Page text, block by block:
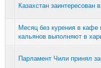
Казахстан заинтересован
Месяц без курения в кафе
кальянов выполняют в
Парламент Чили принял